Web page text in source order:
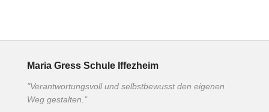
Maria Gress Schule Iffezheim
"Verantwortungsvoll und selbstbewusst den eigenen
Weg gestalten."